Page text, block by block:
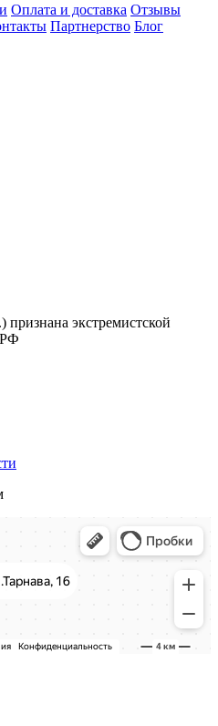
Оплата и доставка Отзывы
Партнерство Блог
признана экстремистской
РФ